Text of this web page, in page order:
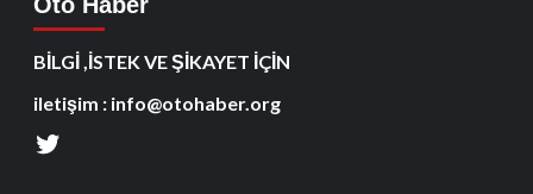
BİLGİ ,İSTEK VE ŞİKAYET İÇİN
iletişim : info@otohaber.org